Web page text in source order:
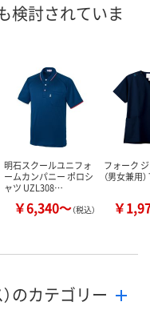
カゴへ
在庫切れです
（次回入荷日
検討されていま
明石スクールユニフォ
ームカンパニー ポロシ
ャツ UZL308…
￥6,340～（税込）
フォーク
（男女兼用
￥
のカテゴリー